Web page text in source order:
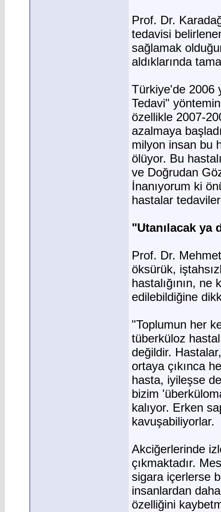
Prof. Dr.
tedavisi
sağlamak
aldıklarında
Türkiye'de 2006
Tedavi"
özellikle 2007-
azalmaya
milyon insan bu
ölüyor. Bu
ve Doğrudan
İnanıyorum ki
hastalar
"Utanılacak ya
Prof. Dr.
öksürük,
hastalığının,
edilebildiğine
"Toplumun her
tüberküloz
değildir.
ortaya çıkınca
hasta, iyileşse
bizim
kalıyor. Erken
kavuşabiliyorlar.
Akciğerlerinde
çıkmaktadır.
sigara içerlerse
insanlardan
özelliğini